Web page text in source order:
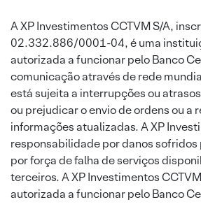
A XP Investimentos CCTVM S/A,
02.332.886/0001-04, é uma
autorizada a funcionar pelo Banco
comunicação através de rede
está sujeita a interrupções ou
ou prejudicar o envio de ordens ou a
informações atualizadas. A XP
responsabilidade por danos sofridos
por força de falha de serviços
terceiros. A XP Investimentos
autorizada a funcionar pelo Banco